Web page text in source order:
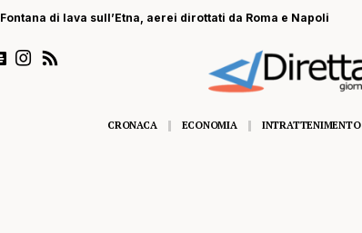
Fontana di lava sull’Etna, aerei dirottati da Roma e Napoli
CRONACA ECONOMIA INTRATTENIMENTO